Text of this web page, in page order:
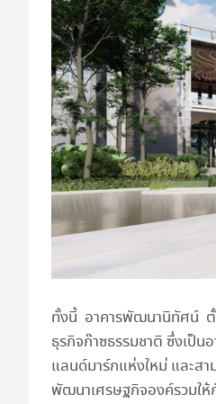
ทั้งนี้ อาคารพัฒนานิทัศน์ ตั้
ธุรกิจก๊าซธรรมชาติ ซึ่งเป็
แลนด์มาร์กแห่งใหม่ และสา
พัฒนาเศรษฐกิจองค์รวมให้